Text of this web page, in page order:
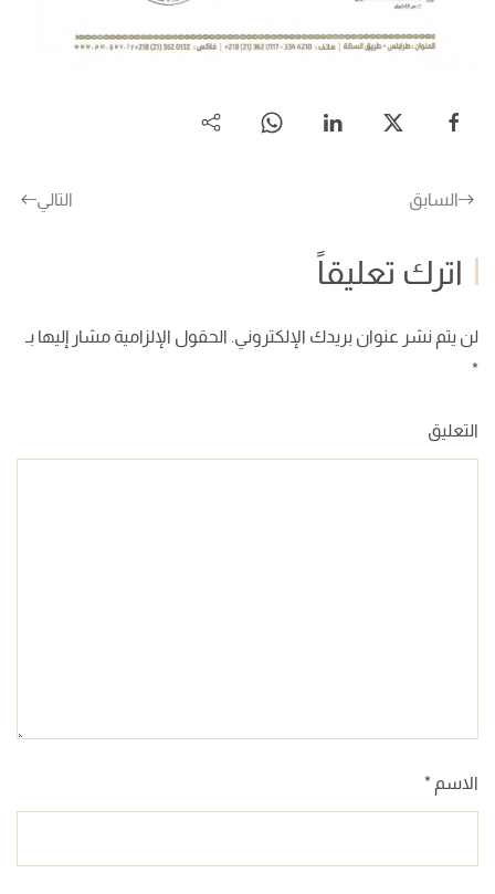
السابق التالي
اترك تعليقاً
لن يتم نشر عنوان بريدك الإلكتروني. الحقول الإلزامية مشار إليها بـ
*
التعليق
الاسم *